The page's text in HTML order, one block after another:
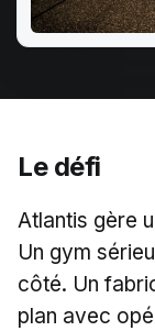
Le défi
Atlantis gère
Un gym
côté. Un
plan avec